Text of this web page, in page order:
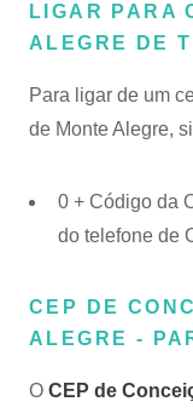
LIGAR PARA
ALEGRE DE
Para ligar de um
de Monte Alegre,
0 + Código da
do telefone de
CEP DE
ALEGRE -
O CEP de